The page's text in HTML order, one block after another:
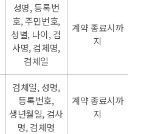
성명, 등록번
호, 주민번호,
성별, 나이, 검
사명, 검체명,
검체일
계약 종료시까
지
검체일, 성명,
등록번호,
생년월일, 검사
명, 검체명
계약 종료시까
지